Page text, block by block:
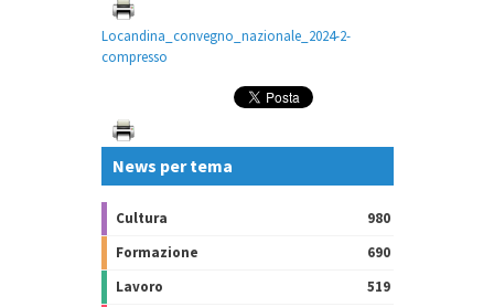
Locandina_convegno_nazionale_2024-2-
compresso
News per tema
Cultura
980
Formazione
690
Lavoro
519